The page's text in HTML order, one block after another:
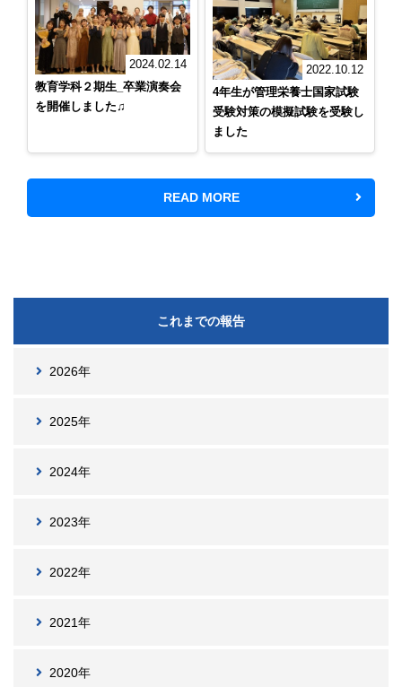
2024.02.14
教育学科２期生_卒業演奏会
を開催しました♫
2022.10.12
4年生が管理栄養士国家試験
受験対策の模擬試験を受験し
ました
READ MORE
これまでの報告
2026年
2025年
2024年
2023年
2022年
2021年
2020年